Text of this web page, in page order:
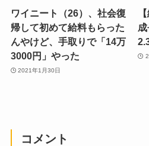
ワイニート（26）、社会復
帰して初めて給料もらった
んやけど、手取りで「14万
3000円」やった
2021年1月30日
コメント